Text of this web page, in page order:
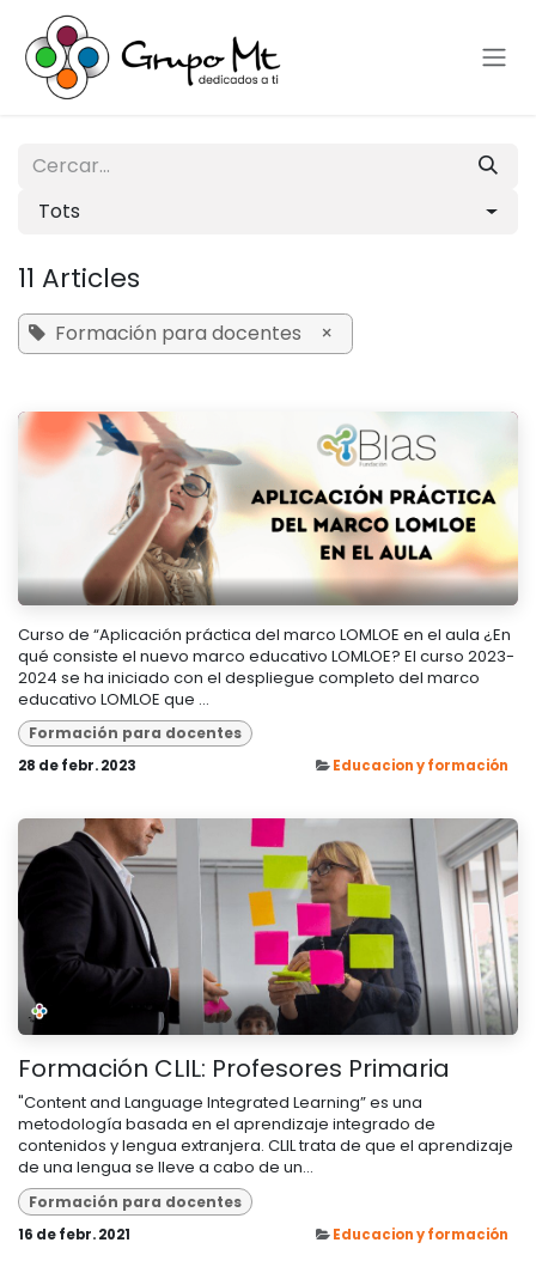
Skip to Content
Tots
11 Articles
Formación para docentes ×
Curso de “Aplicación práctica del marco LOMLOE en el aula ¿En
qué consiste el nuevo marco educativo LOMLOE? El curso 2023-
2024 se ha iniciado con el despliegue completo del marco
educativo LOMLOE que ...
Formación para docentes
28 de febr. 2023 Educacion y formación
Formación CLIL: Profesores Primaria
"Content and Language Integrated Learning” es una
metodología basada en el aprendizaje integrado de
contenidos y lengua extranjera. CLIL trata de que el aprendizaje
de una lengua se lleve a cabo de un...
Formación para docentes
16 de febr. 2021 Educacion y formación